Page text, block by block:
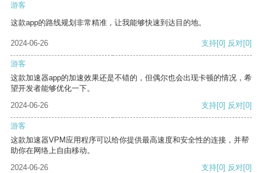
游客
这款app的路线规划非常精准，让我能够快速到达目的地。
2024-06-26 支持[0] 反对[0]
游客
这款加速器app的加速效果还是不错的，但偶尔也会出现卡顿的情况，希
望开发者能够优化一下。
2024-06-26
支持[0] 反对[0]
游客
这款加速器VPM应用程序可以给你提供最高速度和安全性的连接，并帮
助你在网络上自由移动。
2024-06-26
支持[0] 反对[0]